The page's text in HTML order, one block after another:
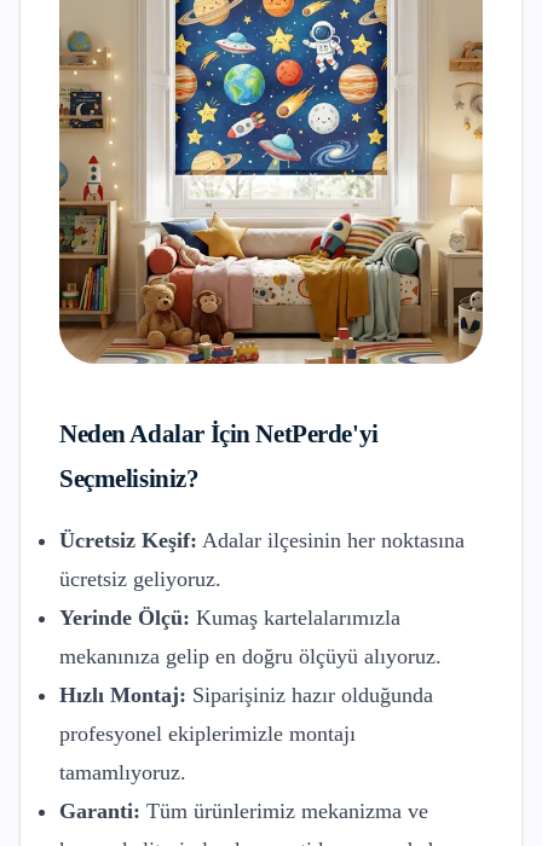
NedenAdalarİçin NetPerde'yi
Seçmelisiniz?
Ücretsiz Keşif: Adalar ilçesinin her noktasına
ücretsiz geliyoruz.
Yerinde Ölçü: Kumaş kartelalarımızla
mekanınıza gelip en doğru ölçüyü alıyoruz.
Hızlı Montaj: Siparişiniz hazır olduğunda
profesyonel ekiplerimizle montajı
tamamlıyoruz.
Garanti: Tüm ürünlerimiz mekanizma ve